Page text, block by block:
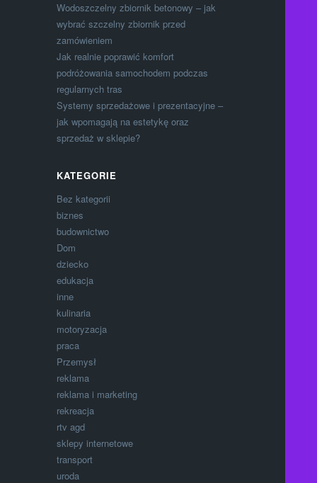
Wodoszczelny zbiornik betonowy – jak
wybrać szczelny zbiornik przed
zamówieniem
Jak realnie poprawić komfort
podróżowania samochodem podczas
regularnych tras
Systemy sprzedażowe i prezentacyjne –
jak wpomagają na estetykę oraz
sprzedaż w sklepie?
KATEGORIE
Bez kategorii
biznes
budownictwo
Dom
dziecko
edukacja
inne
kulinaria
motoryzacja
praca
Przemysł
reklama
reklama i marketing
rekreacja
rtv agd
sklepy internetowe
transport
uroda